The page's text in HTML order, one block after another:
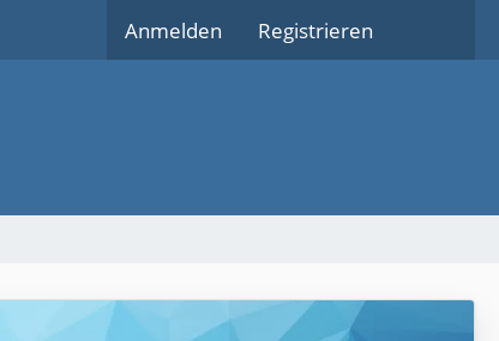
Anmelden Registrieren